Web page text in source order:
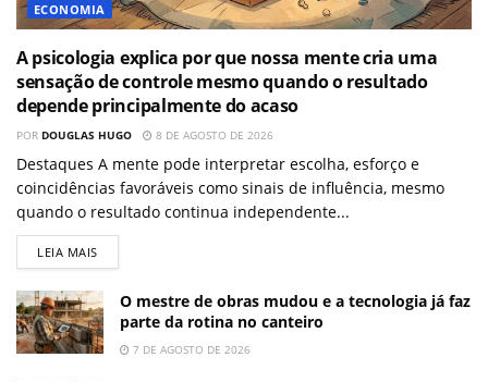
ECONOMIA
A psicologia explica por que nossa mente cria uma
sensação de controle mesmo quando o resultado
depende principalmente do acaso
POR DOUGLAS HUGO 8 DE AGOSTO DE 2026
Destaques A mente pode interpretar escolha, esforço e
coincidências favoráveis como sinais de influência, mesmo
quando o resultado continua independente...
LEIA MAIS
O mestre de obras mudou e a tecnologia já faz
parte da rotina no canteiro
7 DE AGOSTO DE 2026